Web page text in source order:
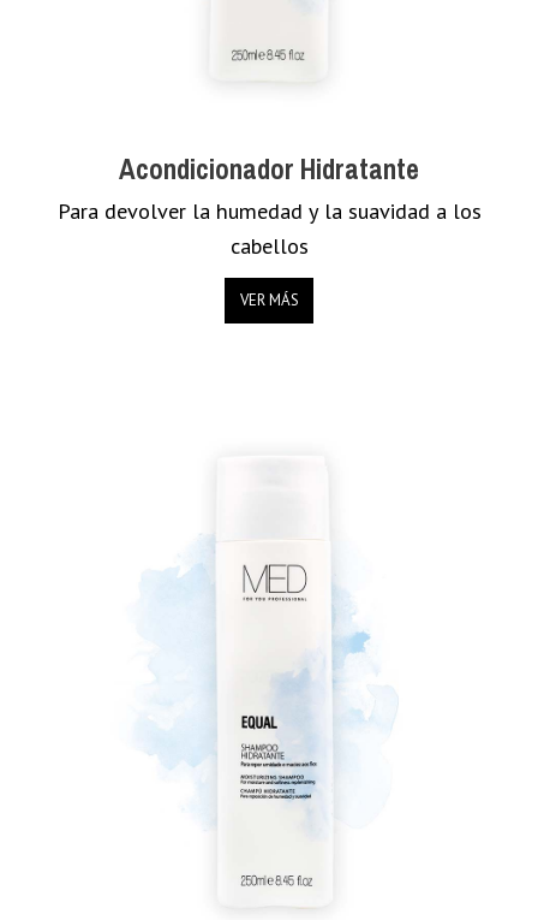
Acondicionador Hidratante
Para devolver la humedad y la suavidad a los
cabellos
VER MÁS